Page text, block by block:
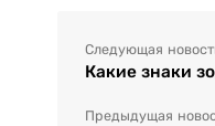
Следующая
Какие знаки
Предыдущая